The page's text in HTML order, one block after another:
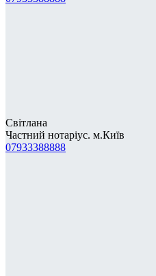
Світлана
Частний нотаріус. м.Київ
07933388888